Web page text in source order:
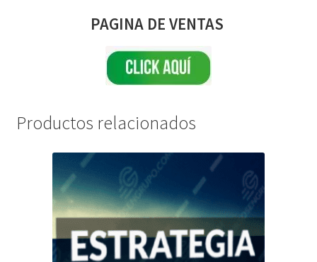
PAGINA DE VENTAS
Productos relacionados